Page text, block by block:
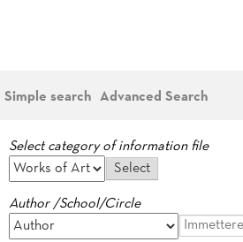
Simple search Advanced Search
Select category of information file
Author /School/Circle